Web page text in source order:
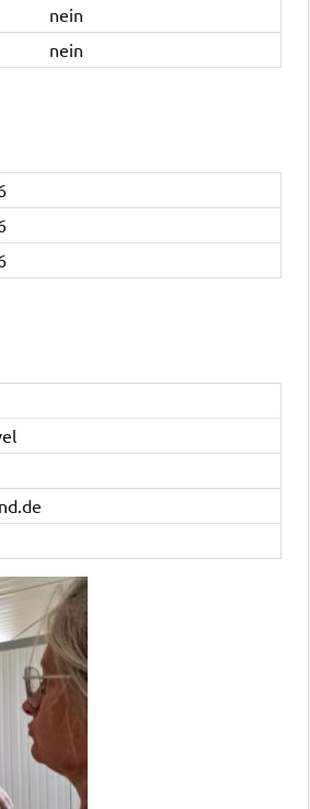
nein
nein